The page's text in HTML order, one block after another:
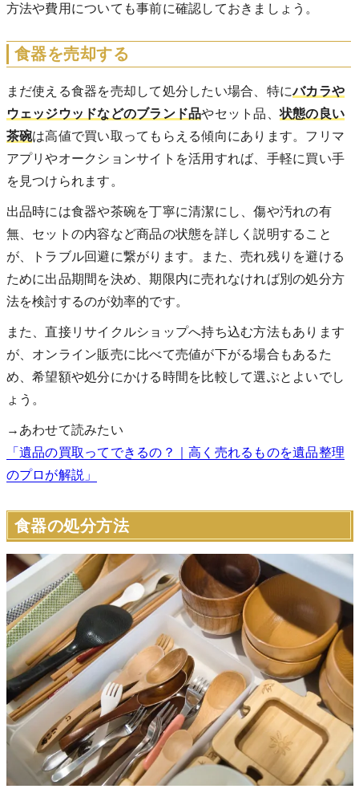
方法や費用についても事前に確認しておきましょう。
食器を売却する
まだ使える食器を売却して処分したい場合、特にバカラや
ウェッジウッドなどのブランド品やセット品、状態の良い
茶碗は高値で買い取ってもらえる傾向にあります。フリマ
アプリやオークションサイトを活用すれば、手軽に買い手
を見つけられます。
出品時には食器や茶碗を丁寧に清潔にし、傷や汚れの有
無、セットの内容など商品の状態を詳しく説明すること
が、トラブル回避に繋がります。また、売れ残りを避ける
ために出品期間を決め、期限内に売れなければ別の処分方
法を検討するのが効率的です。
また、直接リサイクルショップへ持ち込む方法もあります
が、オンライン販売に比べて売値が下がる場合もあるた
め、希望額や処分にかける時間を比較して選ぶとよいでし
ょう。
→あわせて読みたい
「遺品の買取ってできるの？｜高く売れるものを遺品整理
のプロが解説」
食器の処分方法